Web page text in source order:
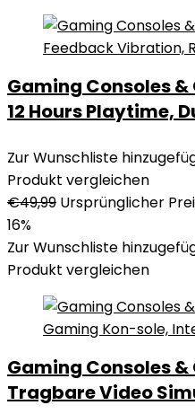
Gaming Consoles
12 Hours Playtime,
Zur Wunschliste
Produkt vergleichen
€49,99 Ursprünglicher
16%
Zur Wunschliste
Produkt vergleichen
Gaming Consoles
Tragbare Video